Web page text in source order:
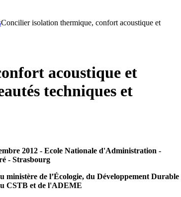
Concilier isolation thermique, confort acoustique et
acoustique et
techniques et
2012 - Ecole Nationale d'Administration -
- Strasbourg
de l’Écologie, du Développement Durable
CSTB et de l'ADEME